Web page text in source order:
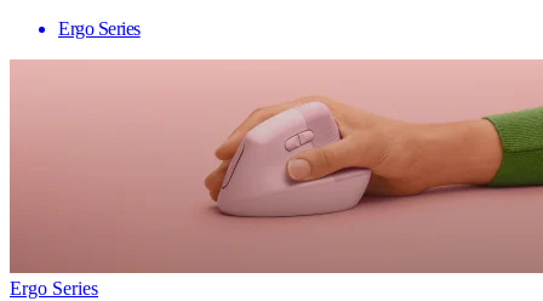
Ergo Series
Ergo Series